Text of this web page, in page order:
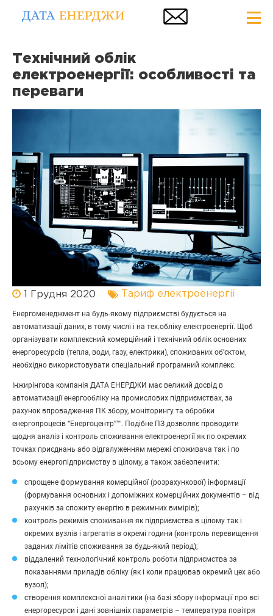
Технічний облік
електроенергії: особливості та
переваги
1 Грудня 2020 Тариф електроенергії
Енергоменеджмент на будь-якому підприємстві будується на
автоматизації даних, в тому числі і на тех.обліку електроенергії. Щоб
організувати комплексний комерційний і технічний облік основних
енергоресурсів (тепла, води, газу, електрики), споживаних об’єктом,
необхідно використовувати спеціальний програмний комплекс.
Інжирінгова компанія ДАТА ЕНЕРДЖИ має великий досвід в
автоматизації енергообліку на промислових підприємствах, за
рахунок впровадження ПК збору, моніторингу та обробки
енергопроцесів “Енергоцентр”™. Подібне ПЗ дозволяє проводити
щодня аналіз і контроль споживання електроенергії як по окремих
точках приєднань або відгалуженням мережі споживача так і по
всьому енергопідприємству в цілому, а також забезпечити:
спрощене формування комерційної (розрахункової) інформації
(формування основних і допоміжних комерційних документів – від
рахунків за спожиту енергію в режимних вимірів);
контроль режимів споживання як підприємства в цілому так і
окремих вузлів і агрегатів в окремі години (контроль перевищення
заданих лімітів споживання за будь-який період);
віддалений технологічний контроль роботи підприємства за
показаннями приладів обліку (як і коли працював окремий цех або
вузол);
створення комплексної аналітики (на базі збору інформації про всі
енергоресурси і дані зовнішніх параметрів – температура повітря